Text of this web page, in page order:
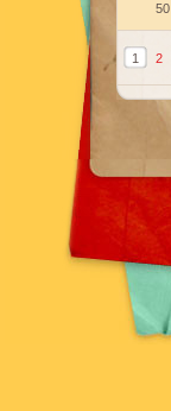
50
1 2